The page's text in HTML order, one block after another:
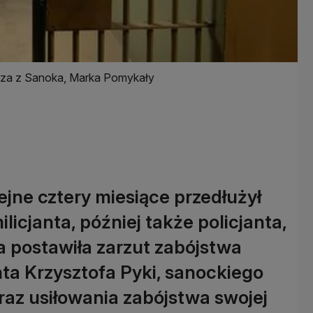
z Sanoka, Marka Pomykały
cztery miesiące przedłużył
później także policjanta,
zarzut zabójstwa
Krzysztofa Pyki, sanockiego
usiłowania zabójstwa swojej